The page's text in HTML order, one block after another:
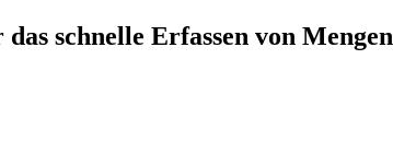
schnelle Erfassen von Mengen